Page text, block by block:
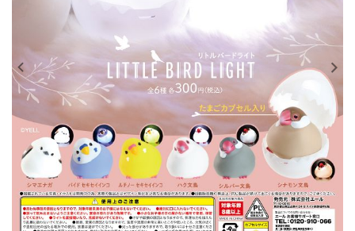
カプセルトイ
販促用空カプセル
レンタル
景品・玩具・文具
販促用カプセルトイ